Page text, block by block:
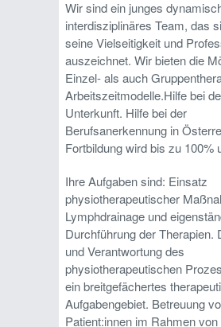
Wir sind ein junges
interdisziplinäres Team, das
seine Vielseitigkeit und
auszeichnet. Wir bieten die
Einzel- als auch
Arbeitszeitmodelle.Hilfe bei
Unterkunft. Hilfe bei der
Berufsanerkennung in
Fortbildung wird bis zu 100%
Ihre Aufgaben sind: Einsatz
physiotherapeutischer
Lymphdrainage und
Durchführung der Therapien.
und Verantwortung des
physiotherapeutischen
ein breitgefächertes
Aufgabengebiet. Betreuung
Patient:innen im Rahmen von